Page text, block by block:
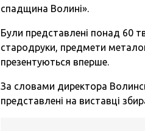
спадщина Волині».
Були представлені понад 60
стародруки, предмети
презентуються вперше.
За словами директора
представлені на виставці